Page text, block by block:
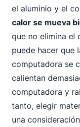
el aluminio y el
calor se mueva
que no elimina el
puede hacer que
computadora se
calientan
computadora y
tanto, elegir
una